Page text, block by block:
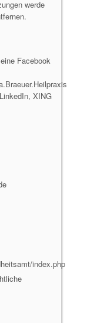
werde
Facebook
XING
index.php